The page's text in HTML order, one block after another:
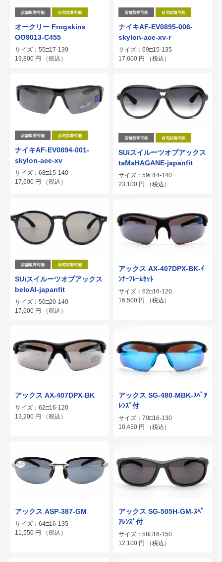
店舗取寄可能 自宅試着可能
オークリー Frogskins
OO9013-C455
サイズ：55□17-139
19,800 円 （税込）
店舗取寄可能 自宅試着可能
ナイキAF-EV0895-006-
skylon-ace-xv-r
サイズ：69□15-135
17,600 円 （税込）
店舗取寄可能 自宅試着可能
ナイキAF-EV0894-001-
skylon-ace-xv
サイズ：68□15-140
17,600 円 （税込）
店舗取寄可能 自宅試着可能
SUiスイルーツオブアックス
taMaHAGANE-japanfit
サイズ：59□14-140
23,100 円 （税込）
店舗取寄可能 自宅試着可能
SUiスイルーツオブアックス
beloAI-japanfit
サイズ：50□20-140
17,600 円 （税込）
アックス AX-407DPX-BK-ｲ
ﾝﾅｰﾌﾚｰﾑｾｯﾄ
サイズ：62□16-120
16,500 円 （税込）
アックス AX-407DPX-BK
サイズ：62□16-120
13,200 円 （税込）
アックス SG-480-MBK-ｽﾍﾟｱ
ﾚﾝｽﾞ付
サイズ：70□16-130
10,450 円 （税込）
アックス ASP-387-GM
サイズ：64□16-135
11,550 円 （税込）
アックス SG-505H-GM-ｽﾍﾟ
ｱﾚﾝｽﾞ付
サイズ：58□16-150
12,100 円 （税込）